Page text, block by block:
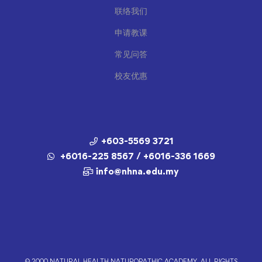
联络我们
申请教课
常见问答
校友优惠
+603-5569 3721
+6016-225 8567 / +6016-336 1669
info@nhna.edu.my